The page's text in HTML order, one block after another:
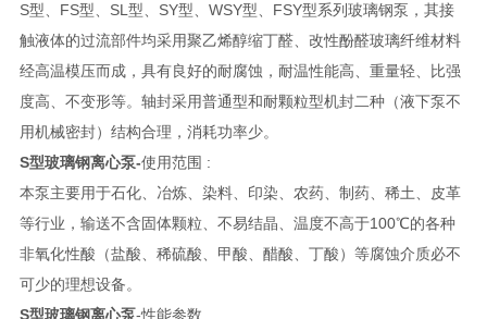
S型、FS型、SL型、SY型、WSY型、FSY型系列玻璃钢泵，其接
触液体的过流部件均采用聚乙烯醇缩丁醛、改性酚醛玻璃纤维材料
经高温模压而成，具有良好的耐腐蚀，耐温性能高、重量轻、比强
度高、不变形等。轴封采用普通型和耐颗粒型机封二种（液下泵不
用机械密封）结构合理，消耗功率少。
S型玻璃钢离心泵-使用范围 :
本泵主要用于石化、冶炼、染料、印染、农药、制药、稀土、皮革
等行业，输送不含固体颗粒、不易结晶、温度不高于100℃的各种
非氧化性酸（盐酸、稀硫酸、甲酸、醋酸、丁酸）等腐蚀介质必不
可少的理想设备。
S型玻璃钢离心泵-性能参数